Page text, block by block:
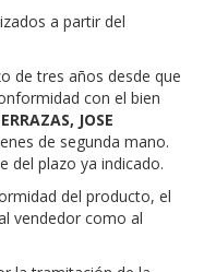
a partir del
de tres años desde que
con el bien
JOSE
de segunda mano.
del plazo ya indicado.
del producto, el
vendedor como al